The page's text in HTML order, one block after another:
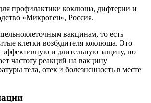
профилактики коклюша, дифтерии и
«Микроген», Россия.
вакцинам, то есть
клетки возбудителя коклюша. Это
эффективную и длительную защиту, но
частоту реакций на вакцину
тела, отек и болезненность в месте